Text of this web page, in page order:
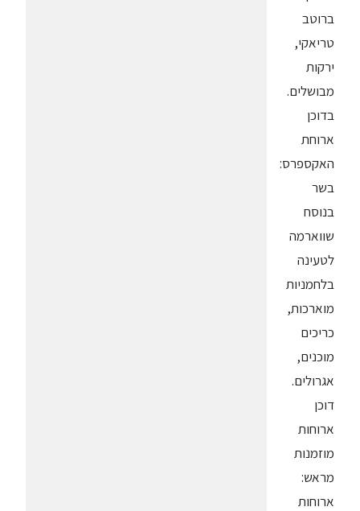
ברוטב
טריאקי,
ירקות
מבושלים.
בדוכן
ארוחת
האקספרס:
בשר
בנוסח
שווארמה
לטעינה
בלחמניות
מוארכות,
כריכים
מוכנים,
אגרולים.
דוכן
ארוחות
מוזמנות
מראש:
ארוחות